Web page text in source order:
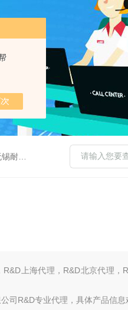
佰生物
R&D上海代理，R&D北京代理，
公司R&D专业代理，具体产品信